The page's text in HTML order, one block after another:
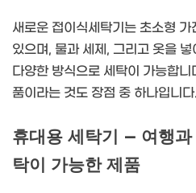
새로운 접이식세탁기는 초소형
있으며, 물과 세제, 그리고 옷을
다양한 방식으로 세탁이 가능합
품이라는 것도 장점 중 하나입니다.
휴대용 세탁기 – 여행과
탁이 가능한 제품